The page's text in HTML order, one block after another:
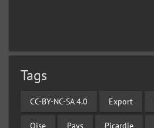
Tags
CC-BY-NC-SA 4.0 Export
Oise Pays Picardie